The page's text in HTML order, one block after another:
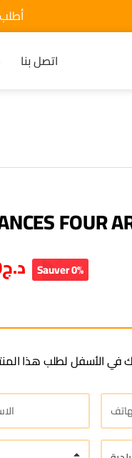
اتصل بنا
FOUR
د.ج Sauver 0%
الأسفل لطلب هذا